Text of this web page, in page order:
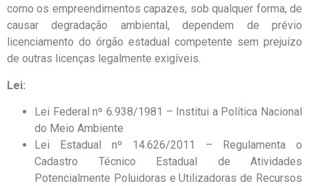
como os empreendimentos capazes, sob qualquer forma, de
causar degradação ambiental, dependem de prévio
licenciamento do órgão estadual competente sem prejuízo
de outras licenças legalmente exigíveis.
Lei:
Lei Federal nº 6.938/1981 – Institui a Política Nacional
do Meio Ambiente
Lei Estadual nº 14.626/2011 – Regulamenta o
Cadastro Técnico Estadual de Atividades
Potencialmente Poluidoras e Utilizadoras de Recursos